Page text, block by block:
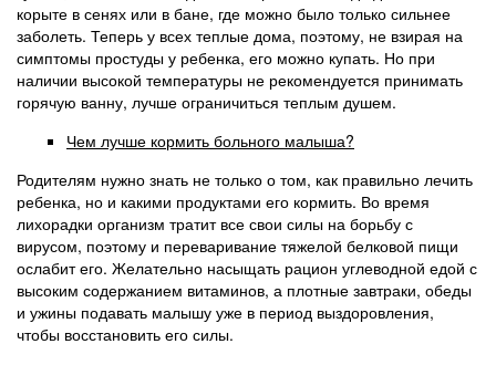
корыте в сенях или в бане, где можно было только сильнее
заболеть. Теперь у всех теплые дома, поэтому, не взирая на
симптомы простуды у ребенка, его можно купать. Но при
наличии высокой температуры не рекомендуется принимать
горячую ванну, лучше ограничиться теплым душем.
Чем лучше кормить больного малыша?
Родителям нужно знать не только о том, как правильно лечить
ребенка, но и какими продуктами его кормить. Во время
лихорадки организм тратит все свои силы на борьбу с
вирусом, поэтому и переваривание тяжелой белковой пищи
ослабит его. Желательно насыщать рацион углеводной едой с
высоким содержанием витаминов, а плотные завтраки, обеды
и ужины подавать малышу уже в период выздоровления,
чтобы восстановить его силы.